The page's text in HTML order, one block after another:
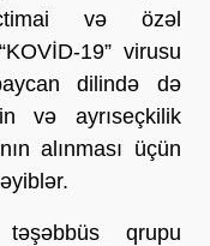
və özəl
19” virusu
dilində də
və ayrıseçkilik
alınması üçün
qrupu